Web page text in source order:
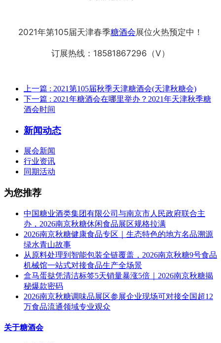
2021年第105届天津春季糖酒会展位火热预定中！
订展热线：18581867296（V）
上一篇 : 2021第105届秋季天津糖酒会(天津秋糖会)
下一篇 : 2021年糖酒会在哪里举办？2021年天津秋季糖
酒会时间
新闻动态
展会新闻
行业资讯
同期活动
为您推荐
中国糖业酒类集团有限公司与南京市人民政府联合主
办，2026南京秋糖休闲食品展区规格拉满
2026南京秋糖健康食品专区｜生态特色的地方名品溯源
绿水青山故事
从原料处理到智能包装全链覆盖，2026南京秋糖9号食品
机械馆一站式对接食品生产全场景
盒马蛋挞凭清洁标签5天销量暴涨5倍｜2026南京秋糖揭
秘爆款密码
2026南京秋糖调味品展区参展企业现场可对接全国超12
万食品流通领域专业观众
关于糖酒会